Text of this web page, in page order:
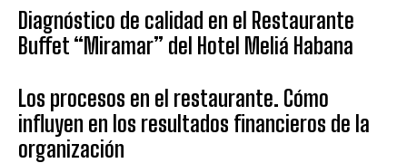
Diagnóstico de calidad en el Restaurante
Buffet “Miramar” del Hotel Meliá Habana
Los procesos en el restaurante. Cómo
influyen en los resultados financieros de la
organización